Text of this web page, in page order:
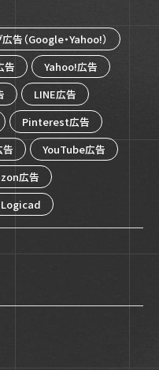
広告（Google・Yahoo!）
告
Yahoo!広告
LINE広告
Pinterest広告
YouTube広告
広告
Logicad